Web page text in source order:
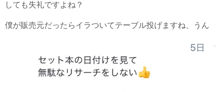
しても失礼ですよね？
僕が販売元だったらイラついてテーブル投げますね、うん